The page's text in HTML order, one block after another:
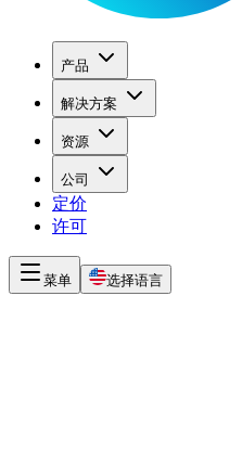
产品
解决方案
资源
公司
定价
许可
菜单 选择语言